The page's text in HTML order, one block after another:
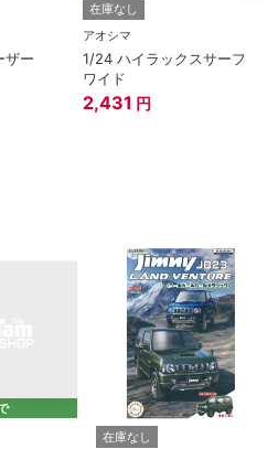
ザー
在庫なし
アオシマ
1/24 ハイラックスサーフ
ワイド
2,431 円
在庫なし